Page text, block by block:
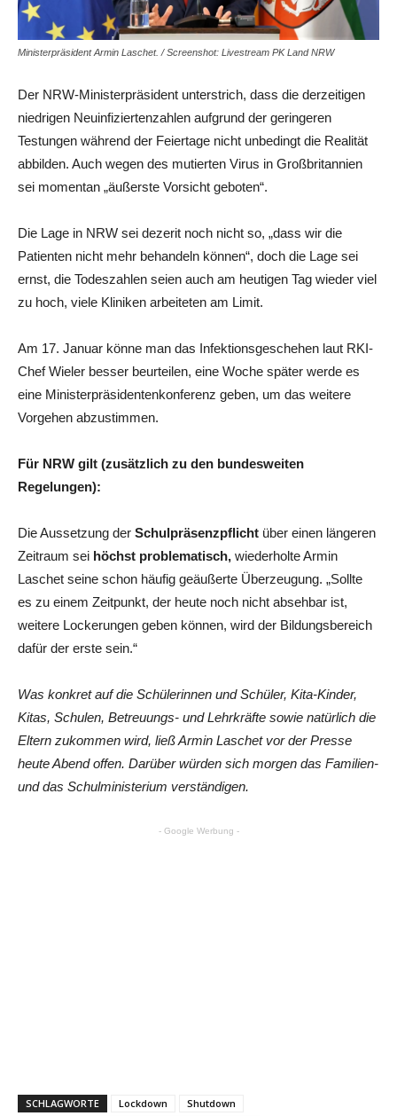
Ministerpräsident Armin Laschet. / Screenshot: Livestream PK Land NRW
Der NRW-Ministerpräsident unterstrich, dass die derzeitigen
niedrigen Neuinfiziertenzahlen aufgrund der geringeren
Testungen während der Feiertage nicht unbedingt die Realität
abbilden. Auch wegen des mutierten Virus in Großbritannien
sei momentan „äußerste Vorsicht geboten“.
Die Lage in NRW sei dezerit noch nicht so, „dass wir die
Patienten nicht mehr behandeln können“, doch die Lage sei
ernst, die Todeszahlen seien auch am heutigen Tag wieder viel
zu hoch, viele Kliniken arbeiteten am Limit.
Am 17. Januar könne man das Infektionsgeschehen laut RKI-
Chef Wieler besser beurteilen, eine Woche später werde es
eine Ministerpräsidentenkonferenz geben, um das weitere
Vorgehen abzustimmen.
Für NRW gilt (zusätzlich zu den bundesweiten
Regelungen):
Die Aussetzung der Schulpräsenzpflicht über einen längeren
Zeitraum sei höchst problematisch, wiederholte Armin
Laschet seine schon häufig geäußerte Überzeugung. „Sollte
es zu einem Zeitpunkt, der heute noch nicht absehbar ist,
weitere Lockerungen geben können, wird der Bildungsbereich
dafür der erste sein.“
Was konkret auf die Schülerinnen und Schüler, Kita-Kinder,
Kitas, Schulen, Betreuungs- und Lehrkräfte sowie natürlich die
Eltern zukommen wird, ließ Armin Laschet vor der Presse
heute Abend offen. Darüber würden sich morgen das Familien-
und das Schulministerium verständigen.
- Google Werbung -
SCHLAGWORTE Lockdown
Shutdown